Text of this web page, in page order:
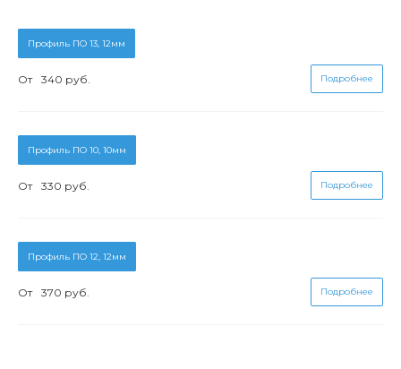
Профиль ПО 13, 12мм
От 340 руб. Подробнее
Профиль ПО 10, 10мм
От 330 руб. Подробнее
Профиль ПО 12, 12мм
От 370 руб. Подробнее